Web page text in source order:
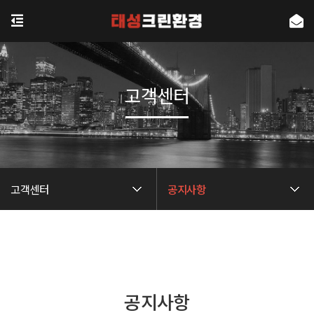
고객센터 공지사항
고객센터
공지사항